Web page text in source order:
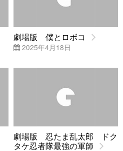
劇場版 僕とロボコ
2025年4月18日
劇場版 忍たま乱太郎 ドク
タケ忍者隊最強の軍師